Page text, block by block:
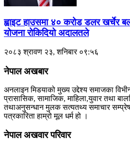
ह्वाइट हाउसमा ४० करोड डलर खर्चेर
योजना रोकिदियो अदालतले
२०८३ श्रावण २३, शनिबार ०९:५६
नेपाल अखबार
अनलाइन मिडयाको मुख्य उद्देश्य समाजका
प्रासासिक, सामाजिक, माहिला,युवार तथा
तथाअनुसन्धान मुलक सत्यतथ्य समाचार
पत्रकारिता हाम्रो मूल धर्म हो ।
नेपाल अखवार परिवार